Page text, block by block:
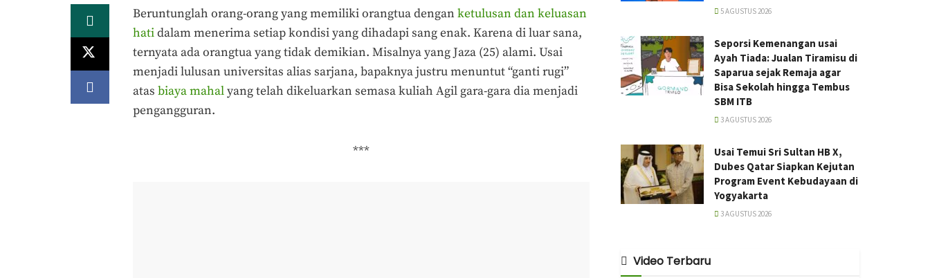
Beruntunglah orang-orang yang memiliki orangtua dengan ketulusan dan keluasan
hatidalam menerima setiap kondisi yang dihadapi sang enak. Karena di luar sana,
ternyata ada orangtua yang tidak demikian. Misalnya yang Jaza (25) alami. Usai
menjadi lulusan universitas alias sarjana, bapaknya justru menuntut “ganti rugi”
atas biaya mahalyang telah dikeluarkan semasa kuliah Agil gara-gara dia menjadi
pengangguran.
***
5 AGUSTUS 2026
Seporsi Kemenangan usai
Ayah Tiada: Jualan Tiramisu di
Saparua sejak Remaja agar
Bisa Sekolah hingga Tembus
SBM ITB
3 AGUSTUS 2026
Usai Temui Sri Sultan HB X,
Dubes Qatar Siapkan Kejutan
Program Event Kebudayaan di
Yogyakarta
3 AGUSTUS 2026
Video Terbaru